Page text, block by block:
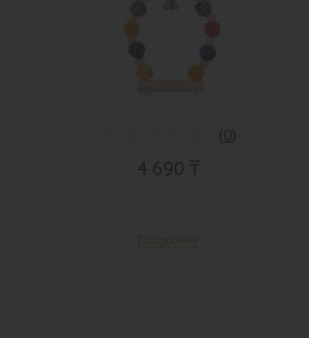
(0)
4 690 ₸